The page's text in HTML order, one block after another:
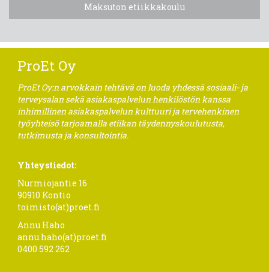
Maksuton etiikkakoulu
ProEt Oy
ProEt Oy:n arvokkain tehtävä on luoda yhdessä sosiaali- ja
terveysalan sekä asiakaspalvelun henkilöstön kanssa
inhimillinen asiakaspalvelun kulttuuri ja tervehenkinen
työyhteisö tarjoamalla etiikan täydennyskoulutusta,
tutkimusta ja konsultointia.
Yhteystiedot:
Nurmiojantie 16
90910 Kontio
toimisto(at)proet.fi
Annu Haho
annu.haho(at)proet.fi
0400 592 262